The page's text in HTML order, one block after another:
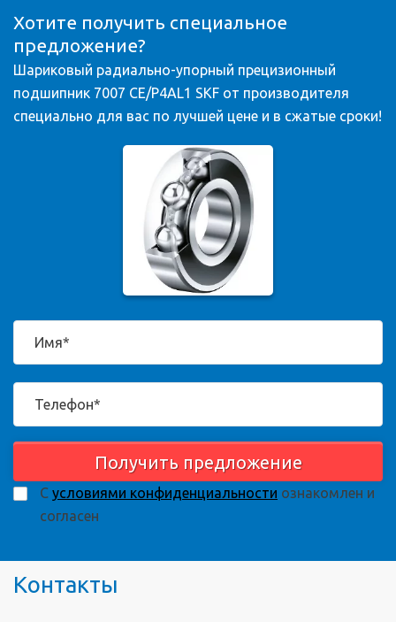
Хотите получить специальное
предложение?
Шариковый радиально-упорный прецизионный
подшипник 7007 CE/P4AL1 SKF от производителя
специально для вас по лучшей цене и в сжатые сроки!
Получить предложение
С условиями конфиденциальности ознакомлен и
согласен
Контакты